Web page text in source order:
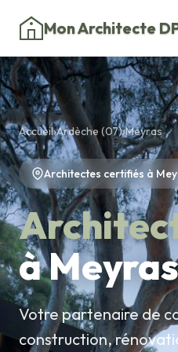
Mon Architecte
Accueil›Ardèche (07)›Meyras
Architectes certifiés à
à Meyras
Votre partenaire de
construction,